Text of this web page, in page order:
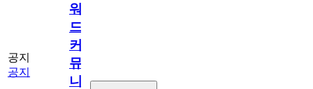
공지
공지
워
드
커
뮤
니